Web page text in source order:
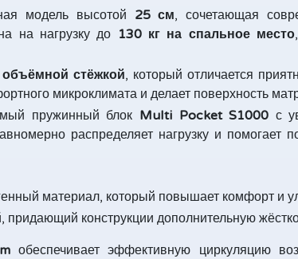
модель высотой 25 см, сочетающая
на нагрузку до 130 кг на спальное место
объёмной стёжкой, который отличается
микроклимата и делает поверхность
пружинный блок Multi Pocket S1000 с
распределяет нагрузку и помогает
материал, который повышает комфорт и
конструкции дополнительную
обеспечивает эффективную циркуляцию